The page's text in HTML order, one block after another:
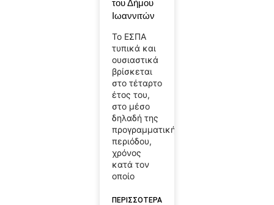
του Δήμου
Ιωαννιτών
Το ΕΣΠΑ
τυπικά και
ουσιαστικά
βρίσκεται
στο τέταρτο
έτος του,
στο μέσο
δηλαδή της
προγραμματικής
περιόδου,
χρόνος
κατά τον
οποίο
ΠΕΡΙΣΣΟΤΕΡΑ